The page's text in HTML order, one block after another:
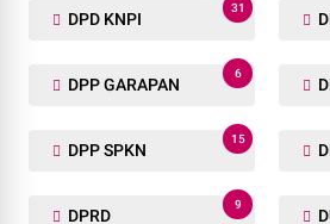
DPD KNPI
31
DPP GARAPAN
6
DPP SPKN
15
DPRD
9